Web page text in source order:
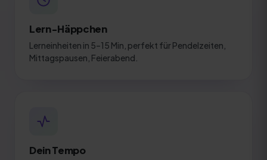
Lern-Häppchen
Lerneinheiten in 5–15 Min, perfekt für Pendelzeiten,
Mittagspausen, Feierabend.
Dein Tempo